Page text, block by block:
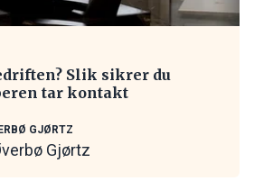
Slik sikrer du
tar kontakt
GJØRTZ
Gjørtz